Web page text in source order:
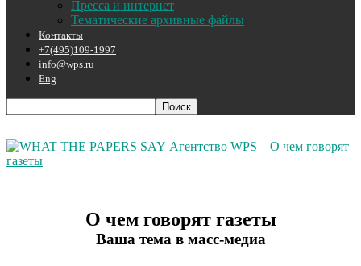
Пресса и интернет
Тематические архивные файлы
Контакты
+7(495)109-1997
info@wps.ru
Eng
Агентство WPS – О чем говорят
газеты
О чем говорят газеты
Ваша тема в масс-медиа